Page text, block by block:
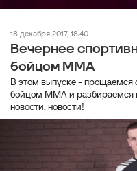
18 декабря 2017, 18:40
Вечернее
бойцом MMA
В этом выпуске - прощаемся
бойцом ММА и разбираемся
новости, новости!